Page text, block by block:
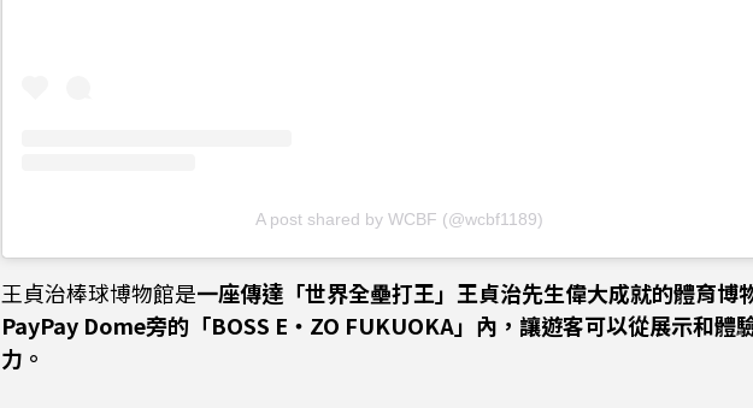
A post shared by WCBF (@wcbf1189)
王貞治棒球博物館是一座傳達「世界全壘打王」王貞治先生偉大成就的體育
PayPay Dome旁的「BOSS E・ZO FUKUOKA」內，讓遊客可以從展示和體
力。